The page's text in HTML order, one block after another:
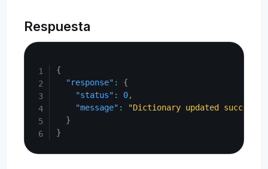
Respuesta
{
"response" :
{
"status" : 0,
"message" :
"Dictionary updated
}
}